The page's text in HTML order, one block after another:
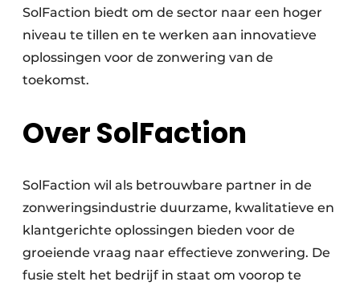
SolFaction biedt om de sector naar een hoger
niveau te tillen en te werken aan innovatieve
oplossingen voor de zonwering van de
toekomst.
Over SolFaction
SolFaction wil als betrouwbare partner in de
zonweringsindustrie duurzame, kwalitatieve en
klantgerichte oplossingen bieden voor de
groeiende vraag naar effectieve zonwering. De
fusie stelt het bedrijf in staat om voorop te